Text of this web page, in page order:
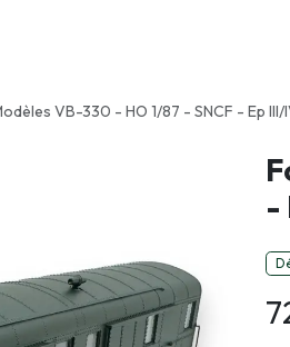
VB-330 - HO 1/87 - SNCF - Ep III/
-